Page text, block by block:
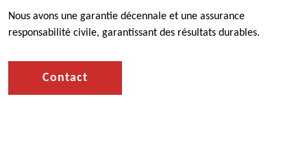
Nous avons une garantie décennale et une assurance
responsabilité civile, garantissant des résultats durables.
Contact